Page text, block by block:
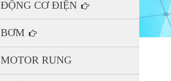
ĐỘNG CƠ ĐIỆN
BƠM
MOTOR RUNG